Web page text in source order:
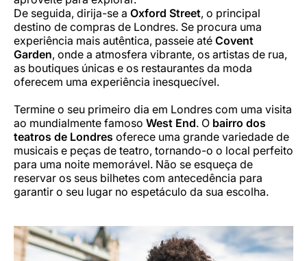
De seguida, dirija-se a Oxford Street, o principal
destino de compras de Londres. Se procura uma
experiência mais autêntica, passeie até Covent
Garden, onde a atmosfera vibrante, os artistas de rua,
as boutiques únicas e os restaurantes da moda
oferecem uma experiência inesquecível.
Termine o seu primeiro dia em Londres com uma visita
ao mundialmente famoso West End. O bairro dos
teatros de Londres oferece uma grande variedade de
musicais e peças de teatro, tornando-o o local perfeito
para uma noite memorável. Não se esqueça de
reservar os seus bilhetes com antecedência para
garantir o seu lugar no espetáculo da sua escolha.